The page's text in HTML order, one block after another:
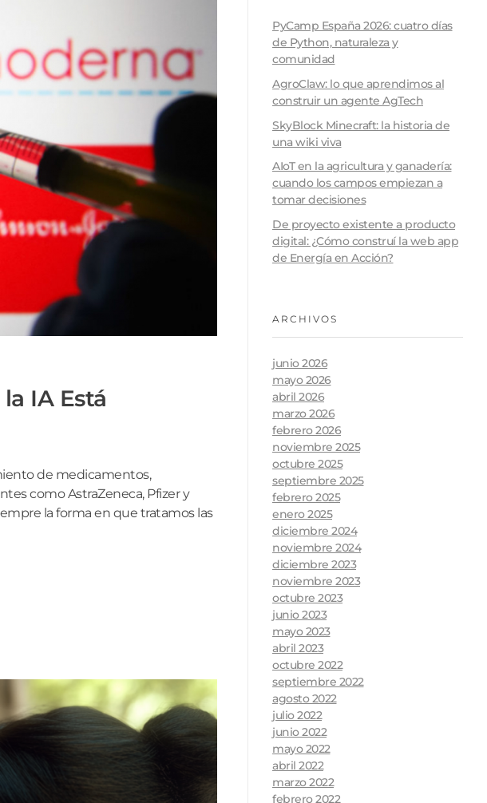
IA Está
de medicamentos,
como AstraZeneca, Pfizer y
la forma en que tratamos las
PyCamp España 2026: cuatro días
de Python, naturaleza y
comunidad
AgroClaw: lo que aprendimos al
construir un agente AgTech
SkyBlock Minecraft: la historia de
una wiki viva
AIoT en la agricultura y ganadería:
cuando los campos empiezan a
tomar decisiones
De proyecto existente a producto
digital: ¿Cómo construí la web app
de Energía en Acción?
ARCHIVOS
junio 2026
mayo 2026
abril 2026
marzo 2026
febrero 2026
noviembre 2025
octubre 2025
septiembre 2025
febrero 2025
enero 2025
diciembre 2024
noviembre 2024
diciembre 2023
noviembre 2023
octubre 2023
junio 2023
mayo 2023
abril 2023
octubre 2022
septiembre 2022
agosto 2022
julio 2022
junio 2022
mayo 2022
abril 2022
marzo 2022
febrero 2022